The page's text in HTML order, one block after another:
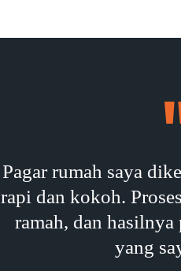
Pagar rumah saya
rapi dan kokoh.
ramah, dan hasilnya
yang